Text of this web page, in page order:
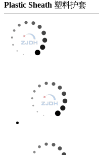
Plastic Sheath 塑料护套